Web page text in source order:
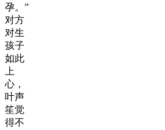
孕。”
对方
对生
孩子
如此
上
心，
叶声
笙觉
得不